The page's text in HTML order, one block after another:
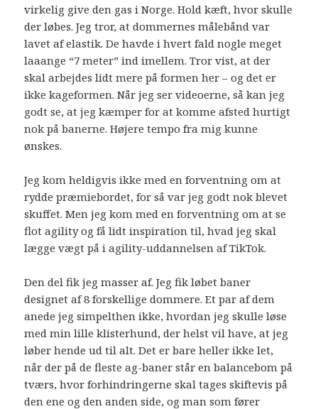
virkelig give den gas i Norge. Hold kæft, hvor skulle
der løbes. Jeg tror, at dommernes målebånd var
lavet af elastik. De havde i hvert fald nogle meget
laaange “7 meter” ind imellem. Tror vist, at der
skal arbejdes lidt mere på formen her – og det er
ikke kageformen. Når jeg ser videoerne, så kan jeg
godt se, at jeg kæmper for at komme afsted hurtigt
nok på banerne. Højere tempo fra mig kunne
ønskes.
Jeg kom heldigvis ikke med en forventning om at
rydde præmiebordet, for så var jeg godt nok blevet
skuffet. Men jeg kom med en forventning om at se
flot agility og få lidt inspiration til, hvad jeg skal
lægge vægt på i agility-uddannelsen af TikTok.
Den del fik jeg masser af. Jeg fik løbet baner
designet af 8 forskellige dommere. Et par af dem
anede jeg simpelthen ikke, hvordan jeg skulle løse
med min lille klisterhund, der helst vil have, at jeg
løber hende ud til alt. Det er bare heller ikke let,
når der på de fleste ag-baner står en balancebom på
tværs, hvor forhindringerne skal tages skiftevis på
den ene og den anden side, og man som fører